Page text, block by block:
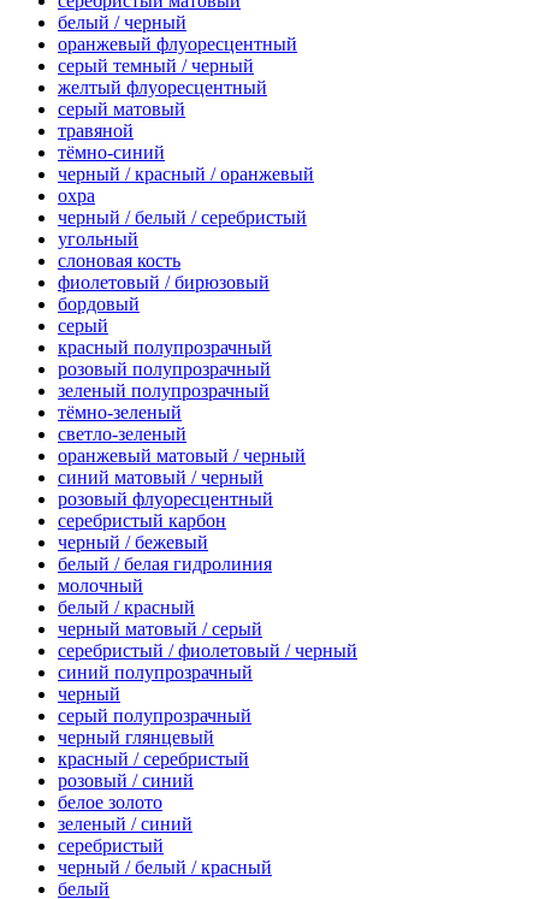
белый / черный
оранжевый флуоресцентный
серый темный / черный
желтый флуоресцентный
серый матовый
травяной
тёмно-синий
черный / красный / оранжевый
охра
черный / белый / серебристый
угольный
слоновая кость
фиолетовый / бирюзовый
бордовый
серый
красный полупрозрачный
розовый полупрозрачный
зеленый полупрозрачный
тёмно-зеленый
светло-зеленый
оранжевый матовый / черный
синий матовый / черный
розовый флуоресцентный
серебристый карбон
черный / бежевый
белый / белая гидролиния
молочный
белый / красный
черный матовый / серый
серебристый / фиолетовый / черный
синий полупрозрачный
черный
серый полупрозрачный
черный глянцевый
красный / серебристый
розовый / синий
белое золото
зеленый / синий
серебристый
черный / белый / красный
белый